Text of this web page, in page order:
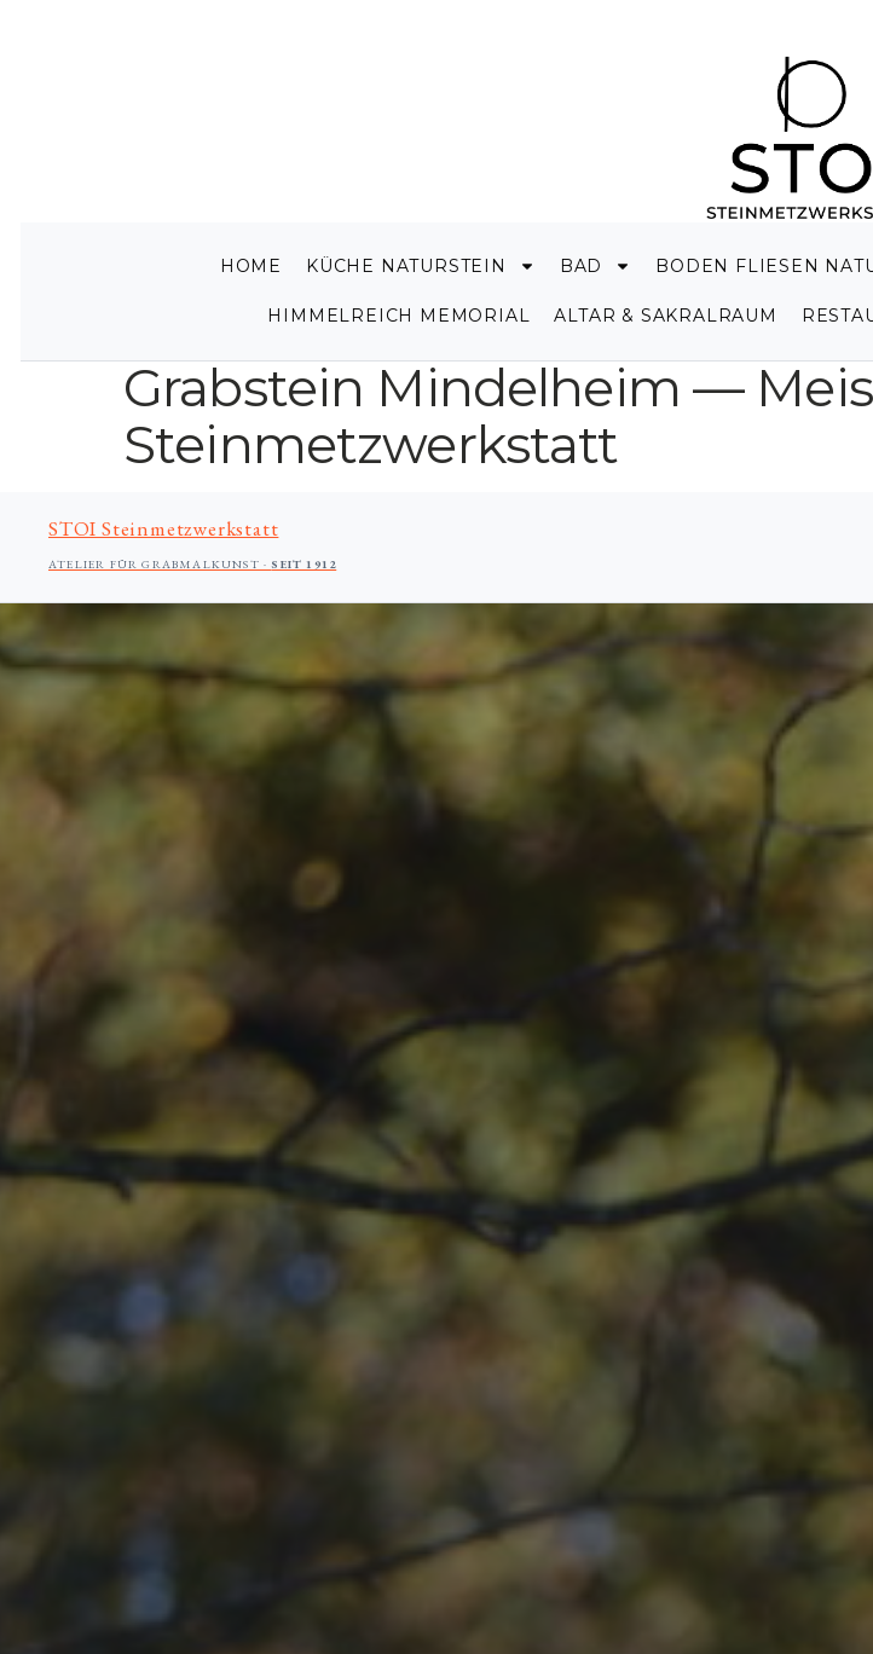
HOME KÜCHE NATURSTEIN BAD BODEN FLIESEN
HIMMELREICH MEMORIAL ALTAR & SAKRALRAUM
Grabstein Mindelheim —
Steinmetzwerkstatt
STOI Steinmetzwerkstatt
ATELIER FÜR GRABMALKUNST ·SEIT 1912